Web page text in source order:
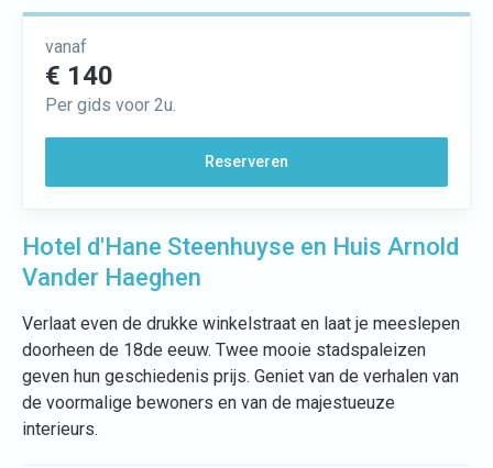
vanaf
€ 140
Per gids voor 2u.
Reserveren
Hotel d'Hane Steenhuyse en Huis Arnold
Vander Haeghen
Verlaat even de drukke winkelstraat en laat je meeslepen
doorheen de 18de eeuw. Twee mooie stadspaleizen
geven hun geschiedenis prijs. Geniet van de verhalen van
de voormalige bewoners en van de majestueuze
interieurs.